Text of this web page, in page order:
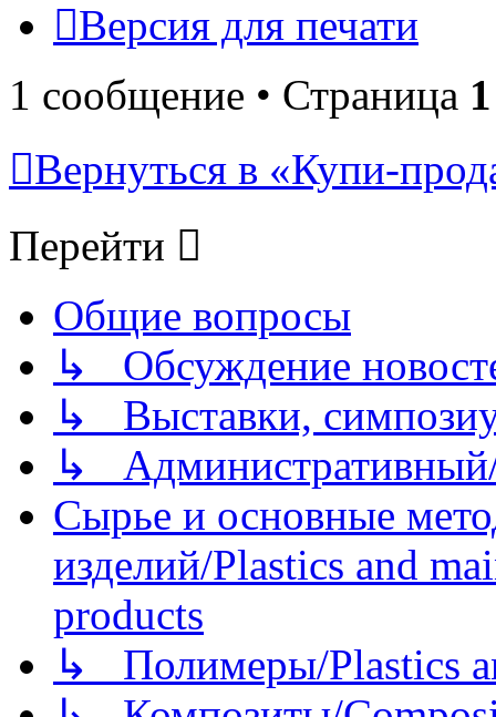
Версия для печати
1 сообщение • Страница 1
Вернуться в «Купи-
Перейти
Общие вопросы
↳ Обсуждение
↳ Выставки,
↳
Сырье и основные
изделий/Plastics and
products
↳ Полимеры/Plastics